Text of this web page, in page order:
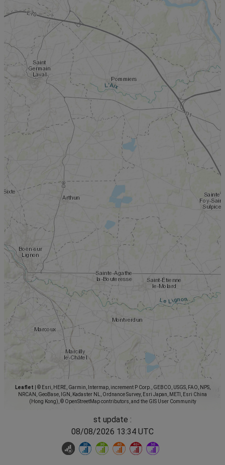
Leaflet
© Esri, HERE, Garmin, Intermap, increment P Corp., GEBCO, USGS, FAO, NPS,
NRCAN, GeoBase, IGN, Kadaster NL, Ordnance Survey, Esri Japan, METI, Esri China
(Hong Kong), © OpenStreetMap contributors, and the GIS User Community
st update :
08/08/2026 13:34 UTC